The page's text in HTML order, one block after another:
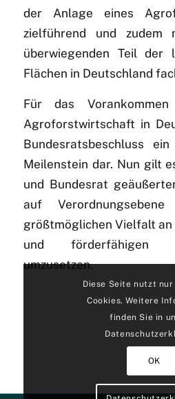
der Anlage eines
zielführend und
überwiegenden Teil der
Flächen in Deutschland
Für das
Agroforstwirtschaft in
Bundesratsbeschluss
Meilenstein dar. Nun gilt
und Bundesrat
auf
größtmöglichen Vielfalt
und förderfähigen
umzusetzen.
Diese Seite nutzt
Cookies. Weitere
finden Sie in
OK